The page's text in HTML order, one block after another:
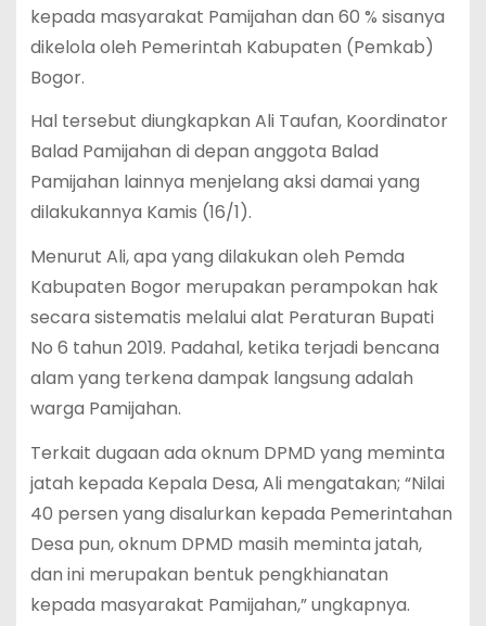
kepada masyarakat Pamijahan dan 60 % sisanya
dikelola oleh Pemerintah Kabupaten (Pemkab)
Bogor.
Hal tersebut diungkapkan Ali Taufan, Koordinator
Balad Pamijahan di depan anggota Balad
Pamijahan lainnya menjelang aksi damai yang
dilakukannya Kamis (16/1).
Menurut Ali, apa yang dilakukan oleh Pemda
Kabupaten Bogor merupakan perampokan hak
secara sistematis melalui alat Peraturan Bupati
No 6 tahun 2019. Padahal, ketika terjadi bencana
alam yang terkena dampak langsung adalah
warga Pamijahan.
Terkait dugaan ada oknum DPMD yang meminta
jatah kepada Kepala Desa, Ali mengatakan; “Nilai
40 persen yang disalurkan kepada Pemerintahan
Desa pun, oknum DPMD masih meminta jatah,
dan ini merupakan bentuk pengkhianatan
kepada masyarakat Pamijahan,” ungkapnya.